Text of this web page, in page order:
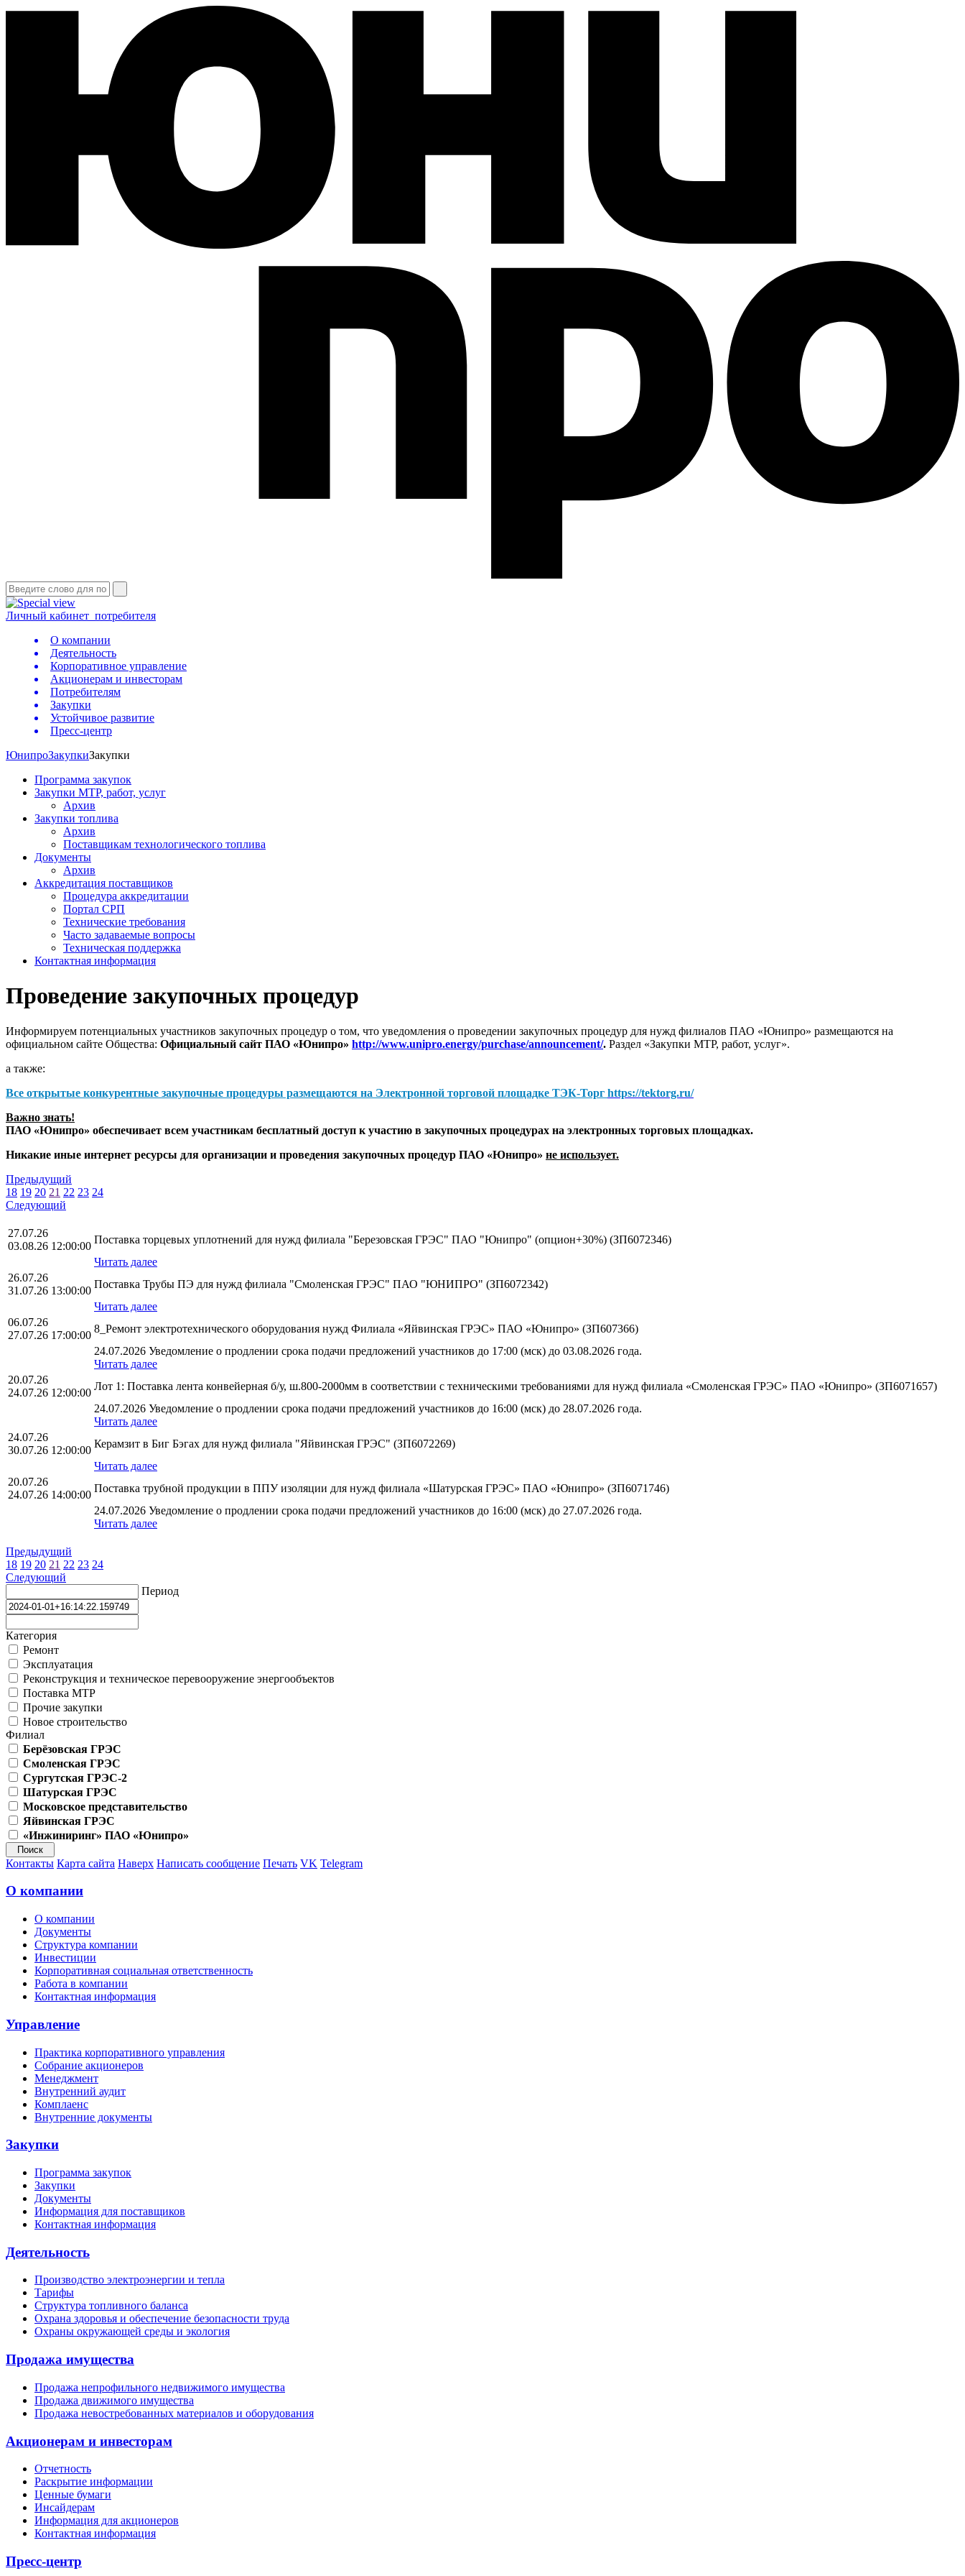
Личный кабинет потребителя
О компании
Деятельность
Корпоративное управление
Акционерам и инвесторам
Потребителям
Закупки
Устойчивое развитие
Пресс-центр
ЮнипроЗакупкиЗакупки
Программа закупок
Закупки МТР, работ, услуг
Архив
Закупки топлива
Архив
Поставщикам технологического топлива
Документы
Архив
Аккредитация поставщиков
Процедура аккредитации
Портал СРП
Технические требования
Часто задаваемые вопросы
Техническая поддержка
Контактная информация
Проведение закупочных процедур
Информируем потенциальных участников закупочных процедур о том, что уведомления о проведении закупочных процедур для нужд филиалов ПАО «Юнипро» размещаются на
официальном сайте Общества: Официальный сайт ПАО «Юнипро» http://www.unipro.energy/purchase/announcement/. Раздел «Закупки МТР, работ, услуг».
а также:
Все открытые конкурентные закупочные процедуры размещаются на Электронной торговой площадке ТЭК-Торг https://tektorg.ru/
Важно знать!
ПАО «Юнипро» обеспечивает всем участникам бесплатный доступ к участию в закупочных процедурах на электронных торговых площадках.
Никакие иные интернет ресурсы для организации и проведения закупочных процедур ПАО «Юнипро» не использует.
Предыдущий
18 19 20 21 22 23 24
Следующий
27.07.26
03.08.26 12:00:00
Поставка торцевых уплотнений для нужд филиала "Березовская ГРЭС" ПАО "Юнипро" (опцион+30%) (ЗП6072346)
Читать далее
26.07.26
31.07.26 13:00:00
Поставка Трубы ПЭ для нужд филиала "Смоленская ГРЭС" ПАО "ЮНИПРО" (ЗП6072342)
Читать далее
06.07.26
27.07.26 17:00:00
8_Ремонт электротехнического оборудования нужд Филиала «Яйвинская ГРЭС» ПАО «Юнипро» (ЗП607366)
24.07.2026 Уведомление о продлении срока подачи предложений участников до 17:00 (мск) до 03.08.2026 года.
Читать далее
20.07.26
24.07.26 12:00:00
Лот 1: Поставка лента конвейерная б/у, ш.800-2000мм в соответствии с техническими требованиями для нужд филиала «Смоленская ГРЭС» ПАО «Юнипро» (ЗП6071657)
24.07.2026 Уведомление о продлении срока подачи предложений участников до 16:00 (мск) до 28.07.2026 года.
Читать далее
24.07.26
30.07.26 12:00:00
Керамзит в Биг Бэгах для нужд филиала "Яйвинская ГРЭС" (ЗП6072269)
Читать далее
20.07.26
24.07.26 14:00:00
Поставка трубной продукции в ППУ изоляции для нужд филиала «Шатурская ГРЭС» ПАО «Юнипро» (ЗП6071746)
24.07.2026 Уведомление о продлении срока подачи предложений участников до 16:00 (мск) до 27.07.2026 года.
Читать далее
Предыдущий
18 19 20 21 22 23 24
Следующий
Период
Категория
Ремонт
Эксплуатация
Реконструкция и техническое перевооружение энергообъектов
Поставка МТР
Прочие закупки
Новое строительство
Филиал
Берёзовская ГРЭС
Смоленская ГРЭС
Сургутская ГРЭС-2
Шатурская ГРЭС
Московское представительство
Яйвинская ГРЭС
«Инжиниринг» ПАО «Юнипро»
Контакты Карта сайта Наверх Написать сообщение Печать VK Telegram
О компании
О компании
Документы
Структура компании
Инвестиции
Корпоративная социальная ответственность
Работа в компании
Контактная информация
Управление
Практика корпоративного управления
Собрание акционеров
Менеджмент
Внутренний аудит
Комплаенс
Внутренние документы
Закупки
Программа закупок
Закупки
Документы
Информация для поставщиков
Контактная информация
Деятельность
Производство электроэнергии и тепла
Тарифы
Структура топливного баланса
Охрана здоровья и обеспечение безопасности труда
Охраны окружающей среды и экология
Продажа имущества
Продажа непрофильного недвижимого имущества
Продажа движимого имущества
Продажа невостребованных материалов и оборудования
Акционерам и инвесторам
Отчетность
Раскрытие информации
Ценные бумаги
Инсайдерам
Информация для акционеров
Контактная информация
Пресс-центр